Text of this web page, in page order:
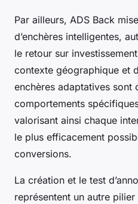
Par ailleurs, ADS Back
d’enchères intelligentes,
le retour sur
contexte géographique et
enchères adaptatives sont
comportements
valorisant ainsi chaque
le plus efficacement
conversions.
La création et le test
représentent un autre